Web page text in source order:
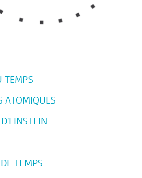
TEMPS
ATOMIQUES
TEMPS